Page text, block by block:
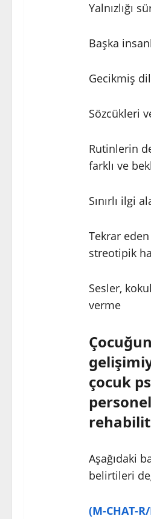
Yalnızlığı
Başka
Gecikmiş
Sözcükleri
Rutinlerin
farklı ve
Sınırlı ilgi
Tekrar
streotipik
Sesler,
verme
çocuk
Aşağıdaki
belirtileri
(M-CHAT-